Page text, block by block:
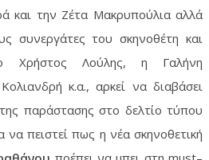
και την Ζέτα Μακρυπούλια αλλά
συνεργάτες του σκηνοθέτη και
Λούλης, η Γαλήνη
κ.α., αρκεί να διαβάσει
παράστασης στο δελτίο τύπου
πειστεί πως η νέα σκηνοθετική